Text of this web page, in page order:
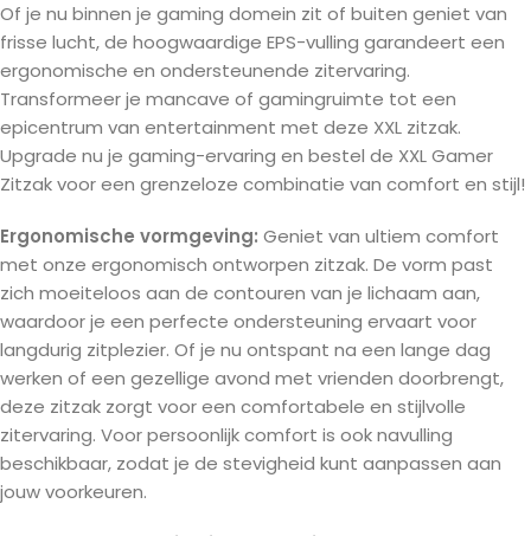
Of je nu binnen je gaming domein zit of buiten geniet van
frisse lucht, de hoogwaardige EPS-vulling garandeert een
ergonomische en ondersteunende zitervaring.
Transformeer je mancave of gamingruimte tot een
epicentrum van entertainment met deze XXL zitzak.
Upgrade nu je gaming-ervaring en bestel de XXL Gamer
Zitzak voor een grenzeloze combinatie van comfort en stijl!
Ergonomische vormgeving: Geniet van ultiem comfort
met onze ergonomisch ontworpen zitzak. De vorm past
zich moeiteloos aan de contouren van je lichaam aan,
waardoor je een perfecte ondersteuning ervaart voor
langdurig zitplezier. Of je nu ontspant na een lange dag
werken of een gezellige avond met vrienden doorbrengt,
deze zitzak zorgt voor een comfortabele en stijlvolle
zitervaring. Voor persoonlijk comfort is ook navulling
beschikbaar, zodat je de stevigheid kunt aanpassen aan
jouw voorkeuren.